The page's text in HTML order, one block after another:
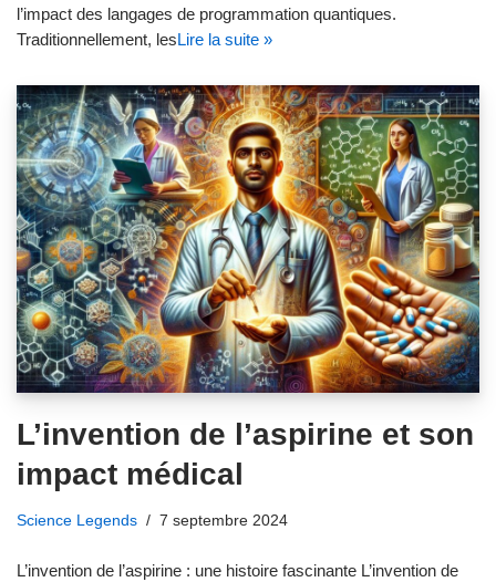
l’impact des langages de programmation quantiques.
Traditionnellement, lesLire la suite »
L’invention de l’aspirine et son
impact médical
Science Legends 7 septembre 2024
L’invention de l’aspirine : une histoire fascinante L’invention de